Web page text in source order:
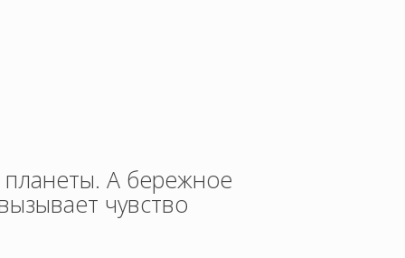
А бережное
чувство